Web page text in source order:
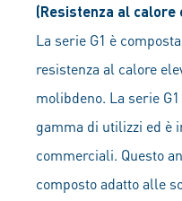
(Resistenza al calore
La serie G1 è
resistenza al calore
molibdeno. La serie
gamma di utilizzi ed è
commerciali. Questo
composto adatto alle